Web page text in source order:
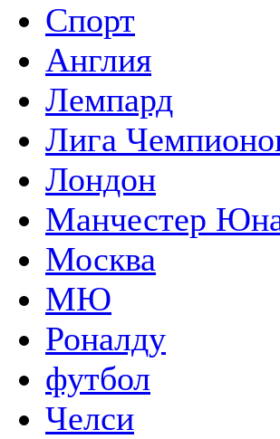
Спорт
Англия
Лемпард
Лига
Лондон
Манчестер
Москва
МЮ
Роналду
футбол
Челси